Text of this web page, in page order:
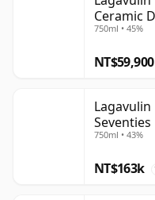
Ceramic
750ml • 45%
NT$59,900
750ml • 43%
NT$163k